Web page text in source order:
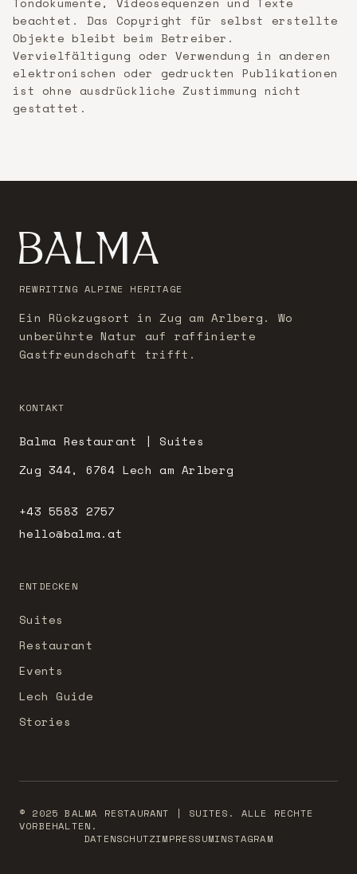
beachtet. Das Copyright für selbst erstellte
Objekte bleibt beim Betreiber.
Vervielfältigung oder Verwendung in anderen
elektronischen oder gedruckten Publikationen
ist ohne ausdrückliche Zustimmung nicht
gestattet.
REWRITING ALPINE HERITAGE
Ein Rückzugsort in Zug am Arlberg. Wo
unberührte Natur auf raffinierte
Gastfreundschaft trifft.
KONTAKT
Balma Restaurant | Suites
Zug 344, 6764 Lech am Arlberg
+43 5583 2757
hello@balma.at
ENTDECKEN
Suites
Restaurant
Events
Lech Guide
Stories
© 2025 BALMA RESTAURANT | SUITES. ALLE RECHTE
VORBEHALTEN.
DATENSCHUTZIMPRESSUMINSTAGRAM